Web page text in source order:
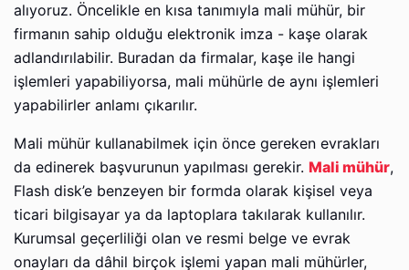
alıyoruz. Öncelikle en kısa tanımıyla mali mühür, bir
firmanın sahip olduğu elektronik imza - kaşe olarak
adlandırılabilir. Buradan da firmalar, kaşe ile hangi
işlemleri yapabiliyorsa, mali mühürle de aynı işlemleri
yapabilirler anlamı çıkarılır.
Mali mühür kullanabilmek için önce gereken evrakları
da edinerek başvurunun yapılması gerekir. Mali mühür,
Flash disk’e benzeyen bir formda olarak kişisel veya
ticari bilgisayar ya da laptoplara takılarak kullanılır.
Kurumsal geçerliliği olan ve resmi belge ve evrak
onayları da dâhil birçok işlemi yapan mali mühürler,